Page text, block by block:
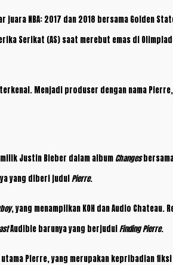
NBA: 2017 dan 2018 bersama Golden
Serikat (AS) saat merebut emas di
Menjadi produser dengan nama
Justin Bieber dalam album Changes
yang diberi judulPierre.
, yang menampilkan KOH dan Audio Chateau.
Audible barunya yang berjudulFinding Pierre.
Pierre, yang merupakan kepribadian fiksi